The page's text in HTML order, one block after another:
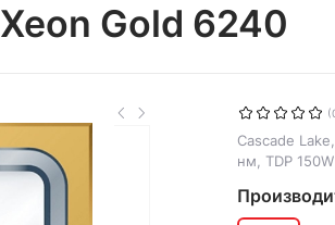
Gold 6240
Cascade
нм, TDP 150W